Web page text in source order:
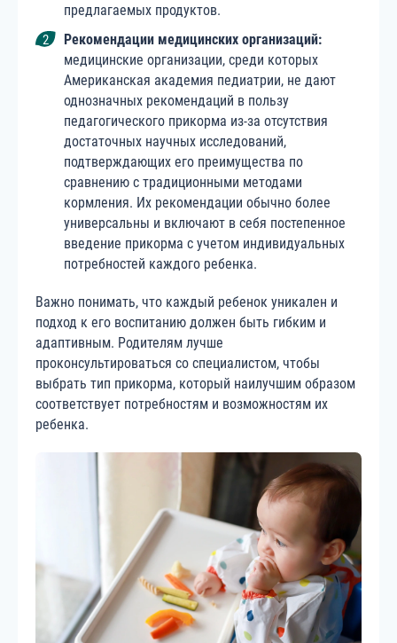
предлагаемых продуктов.
Рекомендации медицинских организаций:
медицинские организации, среди которых
Американская академия педиатрии, не дают
однозначных рекомендаций в пользу
педагогического прикорма из-за отсутствия
достаточных научных исследований,
подтверждающих его преимущества по
сравнению с традиционными методами
кормления. Их рекомендации обычно более
универсальны и включают в себя постепенное
введение прикорма с учетом индивидуальных
потребностей каждого ребенка.
Важно понимать, что каждый ребенок уникален и
подход к его воспитанию должен быть гибким и
адаптивным. Родителям лучше
проконсультироваться со специалистом, чтобы
выбрать тип прикорма, который наилучшим образом
соответствует потребностям и возможностям их
ребенка.